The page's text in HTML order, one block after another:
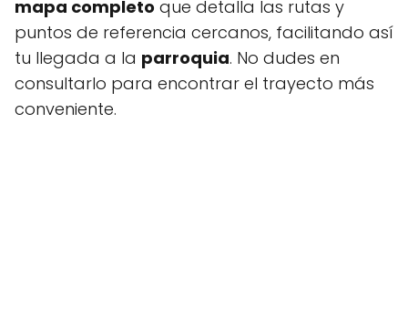
mapa completo que detalla las rutas y
puntos de referencia cercanos, facilitando así
tu llegada a la parroquia. No dudes en
consultarlo para encontrar el trayecto más
conveniente.